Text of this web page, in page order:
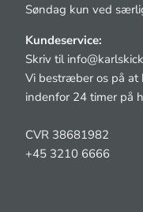
Søndag kun ved
Kundeservice:
Skriv til
Vi bestræber os på at
indenfor 24 timer på
CVR 38681982
+45 3210 6666